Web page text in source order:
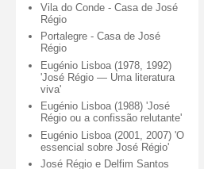
Vila do Conde - Casa de José
Régio
Portalegre - Casa de José
Régio
Eugénio Lisboa (1978, 1992)
'José Régio — Uma literatura
viva'
Eugénio Lisboa (1988) 'José
Régio ou a confissão relutante'
Eugénio Lisboa (2001, 2007) 'O
essencial sobre José Régio'
José Régio e Delfim Santos